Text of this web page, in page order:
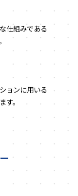
仕組みである
ョンに用いる
す。